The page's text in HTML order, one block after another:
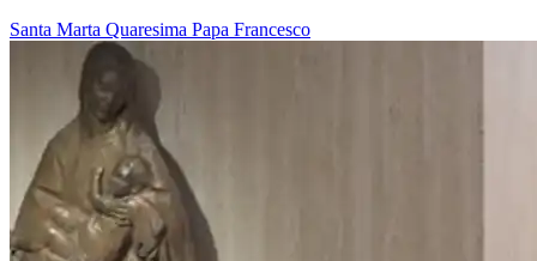
Santa Marta Quaresima Papa Francesco